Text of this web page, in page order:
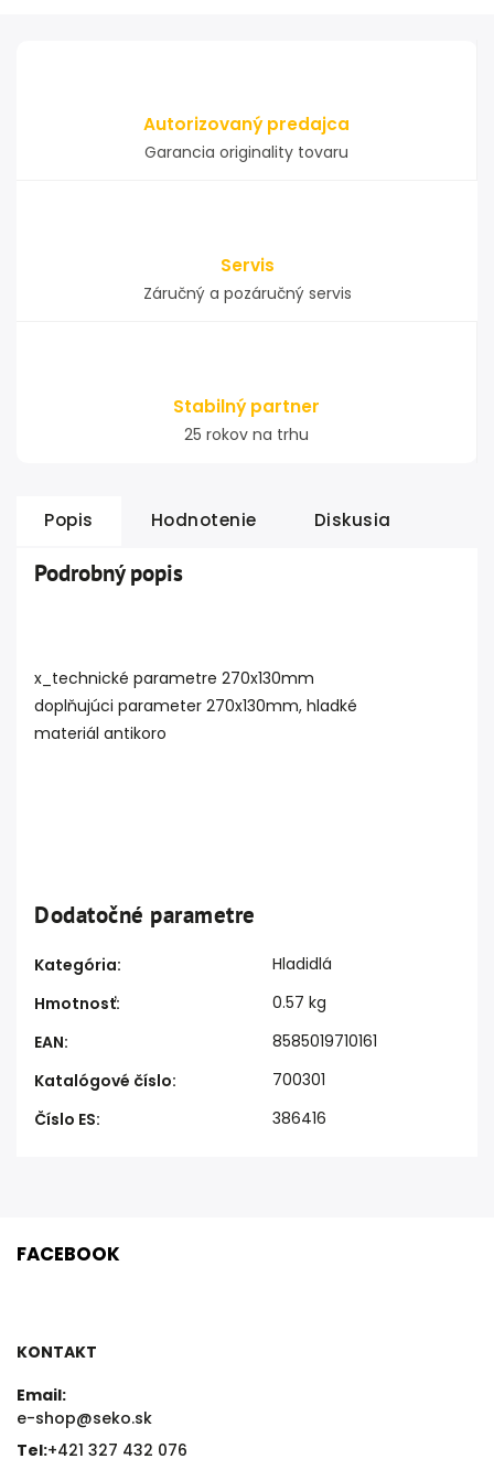
Autorizovaný predajca
Garancia originality tovaru
Servis
Záručný a pozáručný servis
Stabilný partner
25 rokov na trhu
Popis Hodnotenie Diskusia
Podrobný popis
x_technické parametre 270x130mm
doplňujúci parameter 270x130mm, hladké
materiál antikoro
Dodatočné parametre
Kategória:
Hladidlá
Hmotnosť:
0.57 kg
EAN:
8585019710161
Katalógové číslo:
700301
Číslo ES: 386416
FACEBOOK
KONTAKT
Email:
e-shop@seko.sk
Tel:+421 327 432 076